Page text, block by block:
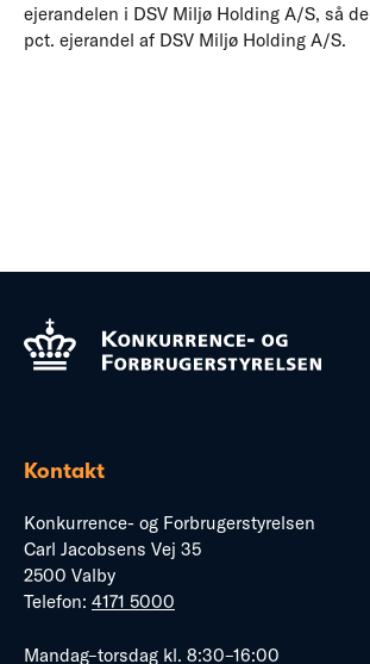
ejerandelen i DSV Miljø Holding A/S, så
pct. ejerandel af DSV Miljø Holding A/S.
Kontakt
Konkurrence- og Forbrugerstyrelsen
Carl Jacobsens Vej 35
2500 Valby
Telefon: 4171 5000
Mandag–torsdag kl. 8:30–16:00